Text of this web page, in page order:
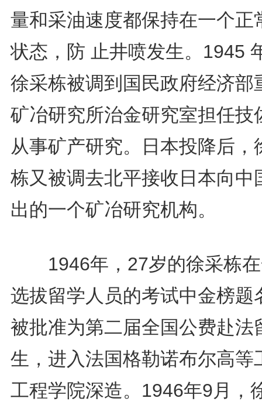
量和采油速度都保持在一个正
状态，防 止井喷发生。1945
徐采栋被调到国民政府经济部
矿冶研究所治金研究室担任技
从事矿产研究。日本投降后，
栋又被调去北平接收日本向中
出的一个矿冶研究机构。
1946年，27岁的徐采栋在
选拔留学人员的考试中金榜题
被批准为第二届全国公费赴法
生，进入法国格勒诺布尔高等
工程学院深造。1946年9月，